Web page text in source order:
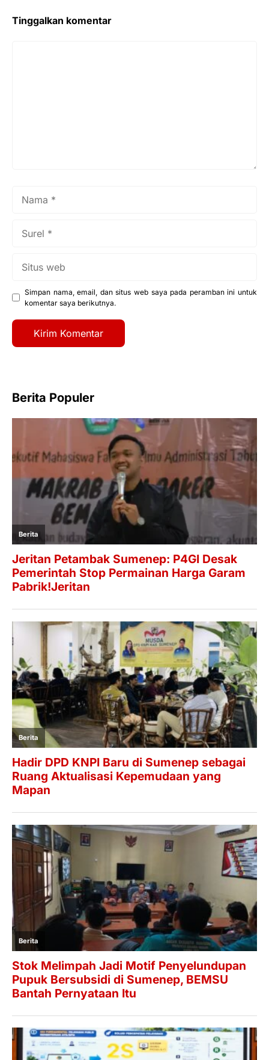
Tinggalkan komentar
Simpan nama, email, dan situs web saya pada peramban ini untuk
komentar saya berikutnya.
Berita Populer